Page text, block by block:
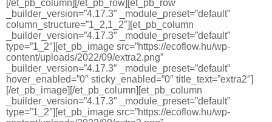
[/et_pb_column][/et_pb_row][et_pb_row
_builder_version=”4.17.3″ _module_preset=”default”
column_structure=”1_2,1_2″][et_pb_column
_builder_version=”4.17.3″ _module_preset=”default”
type=”1_2″][et_pb_image src=”https://ecoflow.hu/wp-
content/uploads/2022/09/extra2.png”
_builder_version=”4.17.3″ _module_preset=”default”
hover_enabled=”0″ sticky_enabled=”0″ title_text=”extra2″]
[/et_pb_image][/et_pb_column][et_pb_column
_builder_version=”4.17.3″ _module_preset=”default”
type=”1_2″][et_pb_image src=”https://ecoflow.hu/wp-